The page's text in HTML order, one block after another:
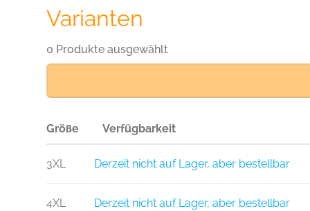
Varianten
0 Produkte ausgewählt
Größe Verfügbarkeit
3XL Derzeit nicht auf Lager, aber bestellbar
4XL Derzeit nicht auf Lager, aber bestellbar